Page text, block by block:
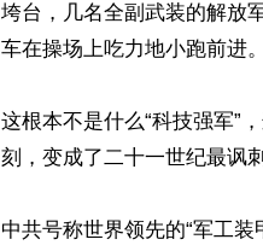
垮台，几名全副武装的解放
车在操场上吃力地小跑前进。
这根本不是什么“科技强军”
刻，变成了二十一世纪最讽
中共号称世界领先的“军工